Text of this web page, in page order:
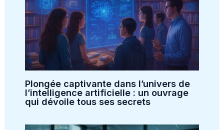
Plongée captivante dans l’univers de
l’intelligence artificielle : un ouvrage
qui dévoile tous ses secrets